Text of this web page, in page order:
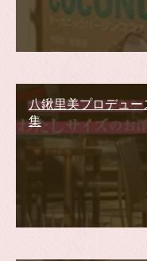
八鍬里美プロデュー
集